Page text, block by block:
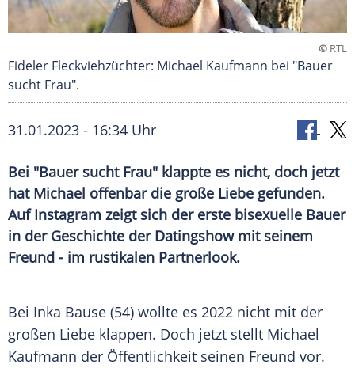
© RTL
Fideler Fleckviehzüchter: Michael Kaufmann bei "Bauer
sucht Frau".
31.01.2023 - 16:34 Uhr
Bei "Bauer sucht Frau" klappte es nicht, doch jetzt
hat Michael offenbar die große Liebe gefunden.
Auf Instagram zeigt sich der erste bisexuelle Bauer
in der Geschichte der Datingshow mit seinem
Freund - im rustikalen Partnerlook.
Bei Inka Bause (54) wollte es 2022 nicht mit der
großen Liebe klappen. Doch jetzt stellt Michael
Kaufmann der Öffentlichkeit seinen Freund vor.